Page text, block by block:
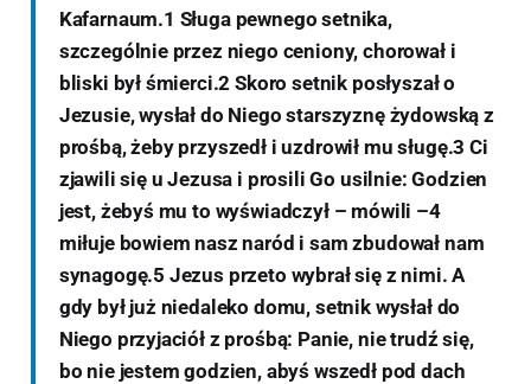
Kafarnaum.1 Sługa pewnego setnika,
szczególnie przez niego ceniony, chorował i
bliski był śmierci.2 Skoro setnik posłyszał o
Jezusie, wysłał do Niego starszyznę żydowską z
prośbą, żeby przyszedł i uzdrowił mu sługę.3 Ci
zjawili się u Jezusa i prosili Go usilnie: Godzien
jest, żebyś mu to wyświadczył – mówili –4
miłuje bowiem nasz naród i sam zbudował nam
synagogę.5 Jezus przeto wybrał się z nimi. A
gdy był już niedaleko domu, setnik wysłał do
Niego przyjaciół z prośbą: Panie, nie trudź się,
bo nie jestem godzien, abyś wszedł pod dach